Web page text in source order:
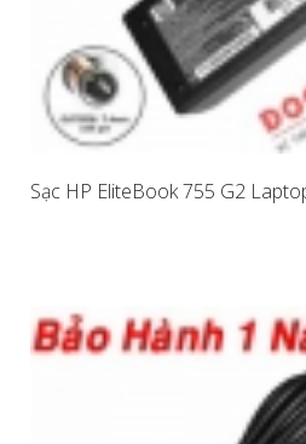
Sạc HP EliteBook 755 G2